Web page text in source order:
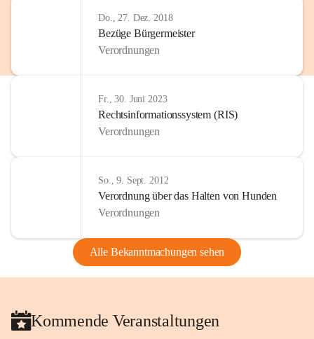
Do., 27. Dez. 2018
Bezüge Bürgermeister
Verordnungen
Fr., 30. Juni 2023
Rechtsinformationssystem (RIS)
Verordnungen
So., 9. Sept. 2012
Verordnung über das Halten von Hunden
Verordnungen
Alle Bekanntmachungen sehen
Kommende Veranstaltungen